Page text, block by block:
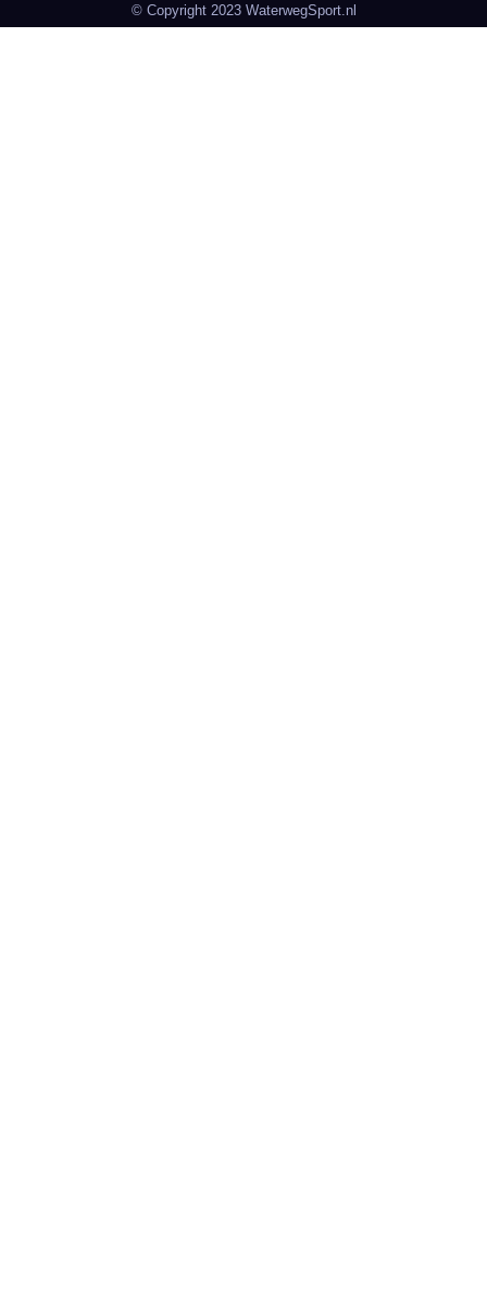
© Copyright 2023 WaterwegSport.nl